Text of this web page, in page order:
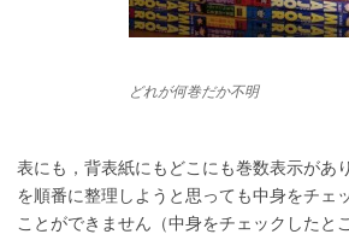
どれが何巻だか不明
表にも，背表紙にもどこにも巻数表示があ
を順番に整理しようと思っても中身をチェ
ことができません（中身をチェックしたと